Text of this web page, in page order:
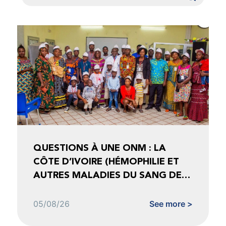
QUESTIONS À UNE ONM : LA
CÔTE D’IVOIRE (HÉMOPHILIE ET
AUTRES MALADIES DU SANG DE
05/08/26 See more >